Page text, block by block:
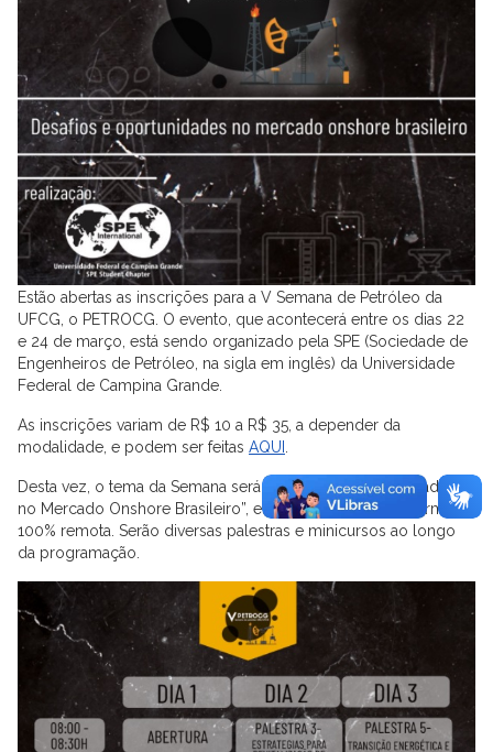
Estão abertas as inscrições para a V Semana de Petróleo da
UFCG, o PETROCG. O evento, que acontecerá entre os dias 22
e 24 de março, está sendo organizado pela SPE (Sociedade de
Engenheiros de Petróleo, na sigla em inglês) da Universidade
Federal de Campina Grande.
As inscrições variam de R$ 10 a R$ 35, a depender da
modalidade, e podem ser feitas AQUI
Desta vez, o tema da Semana será “Desafios e Oportunidades
no Mercado Onshore Brasileiro”, e tudo acontecerá de forma
100% remota. Serão diversas palestras e minicursos ao longo
da programação.